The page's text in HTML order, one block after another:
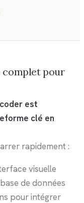
complet pour
est
clé en
rapidement :
visuelle
de données
pour intégrer